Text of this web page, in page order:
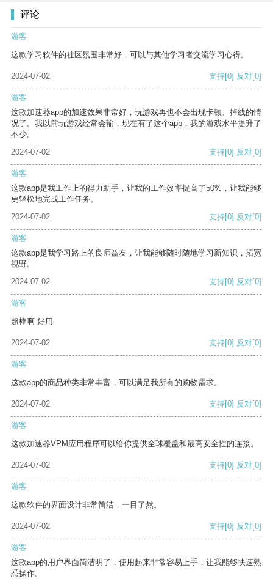
评论
游客
这款学习软件的社区氛围非常好，可以与其他学习者交流学习心得。
2024-07-02 支持[0] 反对[0]
游客
这款加速器app的加速效果非常好，玩游戏再也不会出现卡顿、掉线的情
况了。我以前玩游戏经常会输，现在有了这个app，我的游戏水平提升了
不少。
2024-07-02
支持[0] 反对[0]
游客
这款app是我工作上的得力助手，让我的工作效率提高了50%，让我能够
更轻松地完成工作任务。
2024-07-02
支持[0] 反对[0]
游客
这款app是我学习路上的良师益友，让我能够随时随地学习新知识，拓宽
视野。
2024-07-02
支持[0] 反对[0]
游客
超棒啊 好用
2024-07-02 支持[0] 反对[0]
游客
这款app的商品种类非常丰富，可以满足我所有的购物需求。
2024-07-02 支持[0] 反对[0]
游客
这款加速器VPM应用程序可以给你提供全球覆盖和最高安全性的连接。
2024-07-02 支持[0] 反对[0]
游客
这款软件的界面设计非常简洁，一目了然。
2024-07-02 支持[0] 反对[0]
游客
这款app的用户界面简洁明了，使用起来非常容易上手，让我能够快速熟
悉操作。